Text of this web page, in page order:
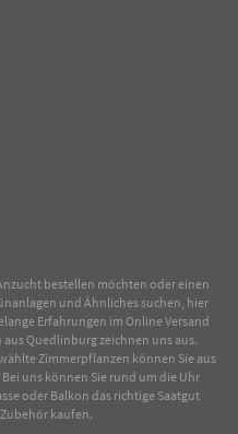
bestellen möchten oder einen
und Ähnliches suchen, hier
Erfahrungen im OnlineVersand
aus Quedlinburg zeichnen uns aus.
Zimmerpflanzen können Sie aus
uns können Sie rund um die Uhr
oder Balkon das richtige Saatgut
kaufen.